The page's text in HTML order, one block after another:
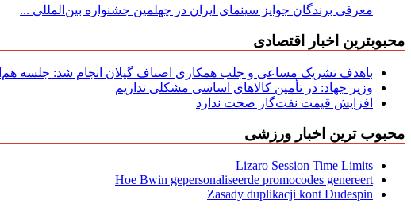
معرفی برندگان جوایز سینمای ایران در چهلمین جشنواره بین‌المللی ...
محبوبترین اخبار اقتصادی
باهدف تشریک مساعی و جلب همکاری اصناف گیلان انجام شد: جلسه
وزیر جهاد: در تأمین کالاهای اساسی مشکلی نداریم
افزایش قیمت نفت‌گاز صحت ندارد
محبوب ترین اخبار ورزشی
Lizaro Session Time Limits
Hoe Bwin gepersonaliseerde promocodes genereert
Zasady duplikacji kont Dudespin